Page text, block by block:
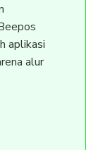
aplikasi
alur